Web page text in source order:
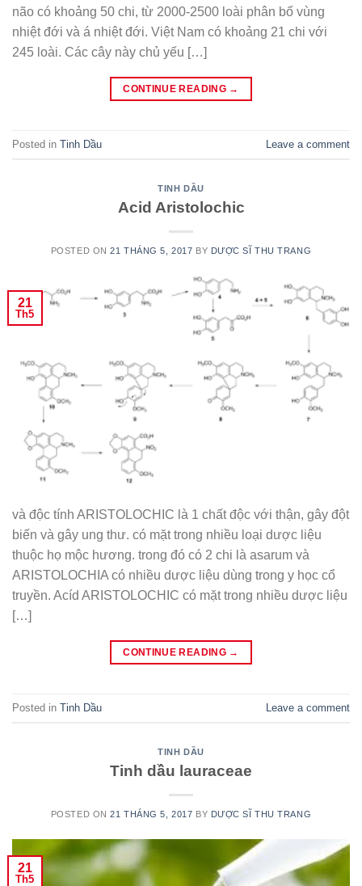
não có khoảng 50 chi, từ 2000-2500 loài phân bố vùng
nhiệt đới và á nhiệt đới. Việt Nam có khoảng 21 chi với
245 loài. Các cây này chủ yếu […]
CONTINUE READING →
Posted in Tinh Dầu Leave a comment
TINH DẦU
Acid Aristolochic
POSTED ON21 THÁNG 5, 2017 BY DƯỢC SĨ THU TRANG
21
Th5
và độc tính ARISTOLOCHIC là 1 chất độc với thận, gây đột
biến và gây ung thư. có mặt trong nhiều loại dược liệu
thuộc họ mộc hương. trong đó có 2 chi là asarum và
ARISTOLOCHIA có nhiều dược liệu dùng trong y học cổ
truyền. Acíd ARISTOLOCHIC có mặt trong nhiều dược liệu
[…]
CONTINUE READING →
Posted in Tinh Dầu Leave a comment
TINH DẦU
Tinh dầu lauraceae
POSTED ON21 THÁNG 5, 2017 BY DƯỢC SĨ THU TRANG
21
Th5